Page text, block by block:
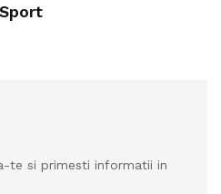
te si primesti informatii in